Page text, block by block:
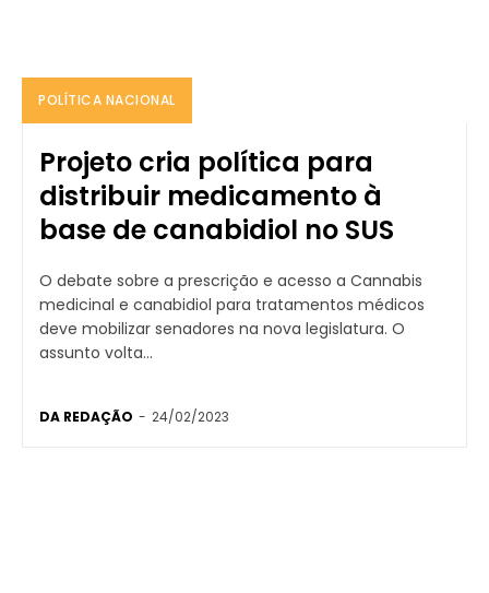
POLÍTICA NACIONAL
Projeto cria política para
distribuir medicamento à
base de canabidiol no SUS
O debate sobre a prescrição e acesso a Cannabis
medicinal e canabidiol para tratamentos médicos
deve mobilizar senadores na nova legislatura. O
assunto volta...
DA REDAÇÃO - 24/02/2023